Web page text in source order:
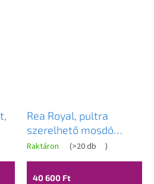
Rea Royal, pultra
szerelhető mosdó
615x355x155 mm, matt
zöld, REA-U6372
Raktáron (>20 db )
40 600 Ft